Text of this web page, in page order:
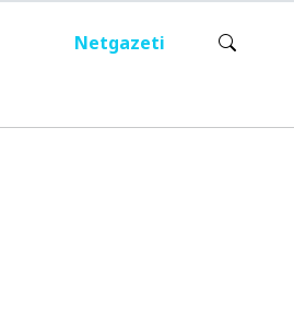
Netgazeti